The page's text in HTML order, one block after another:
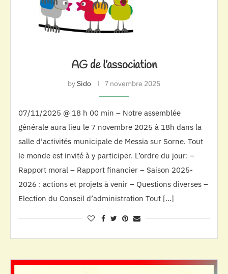
AG de l’association
bySido 7 novembre 2025
07/11/2025 @ 18 h 00 min – Notre assemblée
générale aura lieu le 7 novembre 2025 à 18h dans la
salle d’activités municipale de Messia sur Sorne. Tout
le monde est invité à y participer. L’ordre du jour: –
Rapport moral – Rapport financier – Saison 2025-
2026 : actions et projets à venir – Questions diverses –
Election du Conseil d’administration Tout […]